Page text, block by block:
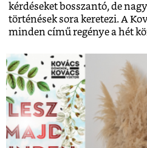
kérdéseket bosszantó, de
történések sora keretezi. A
minden című regénye a hét